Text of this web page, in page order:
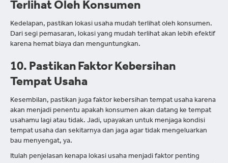
Terlihat Oleh Konsumen
Kedelapan, pastikan lokasi usaha mudah terlihat oleh konsumen.
Dari segi pemasaran, lokasi yang mudah terlihat akan lebih efektif
karena hemat biaya dan menguntungkan.
10. Pastikan Faktor Kebersihan
Tempat Usaha
Kesembilan, pastikan juga faktor kebersihan tempat usaha karena
akan menjadi penentu apakah konsumen akan datang ke tempat
usahamu lagi atau tidak. Jadi, upayakan untuk menjaga kondisi
tempat usaha dan sekitarnya dan jaga agar tidak mengeluarkan
bau menyengat, ya.
Itulah penjelasan kenapa lokasi usaha menjadi faktor penting